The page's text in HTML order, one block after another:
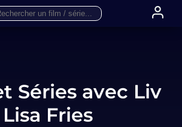
Séries avec Liv
Lisa Fries